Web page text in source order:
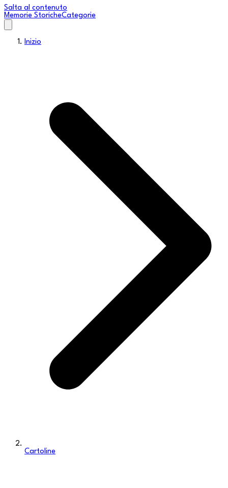
Salta al contenuto
Memorie StoricheCategorie
Inizio
Cartoline